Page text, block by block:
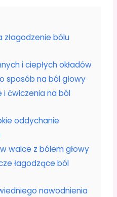
bólu
i ciepłych okładów
sposób na ból głowy
i ćwiczenia na ból
oddychanie
walce z bólem głowy
łagodzące ból
nawodnienia